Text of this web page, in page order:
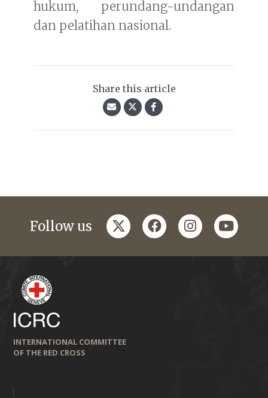
hukum, perundang-undangan
dan pelatihan nasional.
Share this article
Follow us twitterfacebookinstagramyoutube
INTERNATIONAL COMMITTEE
OF THE RED CROSS